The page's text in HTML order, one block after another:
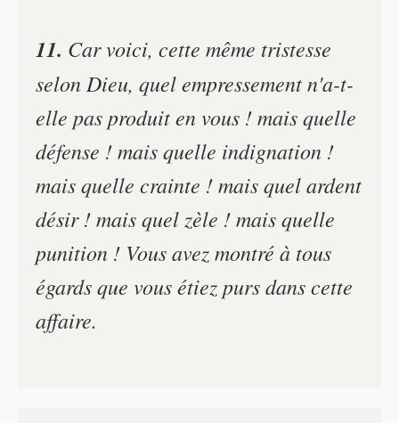
11. Car voici, cette même tristesse
selon Dieu, quel empressement n'a-t-
elle pas produit en vous ! mais quelle
défense ! mais quelle indignation !
mais quelle crainte ! mais quel ardent
désir ! mais quel zèle ! mais quelle
punition ! Vous avez montré à tous
égards que vous étiez purs dans cette
affaire.